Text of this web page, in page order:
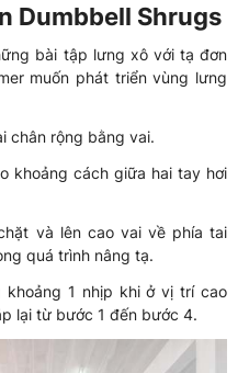
Dumbbell Shrugs
bài tập lưng xô với tạ đơn
muốn phát triển vùng lưng
chân rộng bằng vai.
khoảng cách giữa hai tay hơi
và lên cao vai về phía tai
quá trình nâng tạ.
khoảng 1 nhịp khi ở vị trí cao
lại từ bước 1 đến bước 4.